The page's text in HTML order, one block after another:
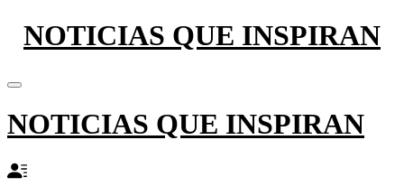
SkipNOTICIAS QUE INSPIRAN
Off
NOTICIAS QUE INSPIRAN